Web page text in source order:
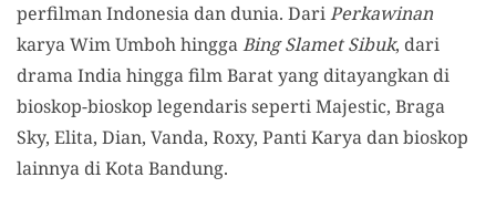
perfilman Indonesia dan dunia. DariPerkawinan
karya Wim Umboh hinggaBing Slamet Sibuk, dari
drama India hingga film Barat yang ditayangkan di
bioskop-bioskop legendaris seperti Majestic, Braga
Sky, Elita, Dian, Vanda, Roxy, Panti Karya dan bioskop
lainnya di Kota Bandung.